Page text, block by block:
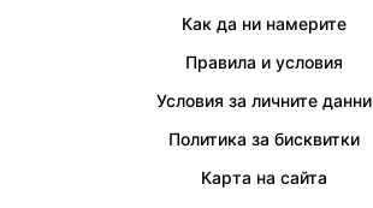
Как да ни намерите
Правила и условия
Условия за личните данни
Политика за бисквитки
Карта на сайта